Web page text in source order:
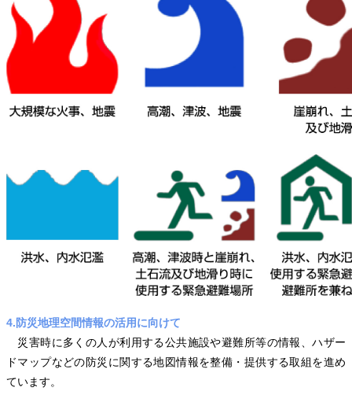
4.防災地理空間情報の活用に向けて
災害時に多くの人が利用する公共施設や避難所等の情報、ハザー
ドマップなどの防災に関する地図情報を整備・提供する取組を進め
ています。